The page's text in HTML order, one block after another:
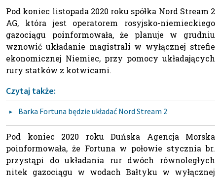
Pod koniec listopada 2020 roku spółka Nord Stream 2
AG, która jest operatorem rosyjsko-niemieckiego
gazociągu poinformowała, że planuje w grudniu
wznowić układanie magistrali w wyłącznej strefie
ekonomicznej Niemiec, przy pomocy układających
rury statków z kotwicami.
Czytaj także:
Barka Fortuna będzie układać Nord Stream 2
Pod koniec 2020 roku Duńska Agencja Morska
poinformowała, że Fortuna w połowie stycznia br.
przystąpi do układania rur dwóch równoległych
nitek gazociągu w wodach Bałtyku w wyłącznej